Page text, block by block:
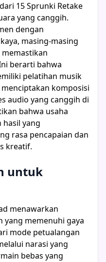
15 Sprunki Retake
yang canggih.
dengan
masing-masing
berarti bahwa
pelatihan musik
komposisi
audio yang canggih di
bahwa usaha
hasil yang
rasa pencapaian dan
kreatif.
untuk
menawarkan
yang memenuhi gaya
mode petualangan
narasi yang
bebas yang